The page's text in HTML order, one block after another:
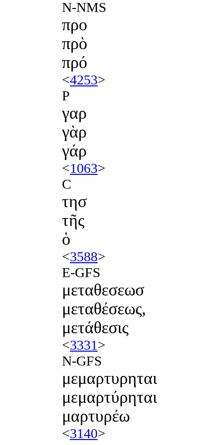
N-NMS
προ
πρὸ
πρό
<4253>
P
γαρ
γὰρ
γάρ
<1063>
C
τησ
τῆς
ὁ
<3588>
E-GFS
μεταθεσεωσ
μεταθέσεως,
μετάθεσις
<3331>
N-GFS
μεμαρτυρηται
μεμαρτύρηται
μαρτυρέω
<3140>